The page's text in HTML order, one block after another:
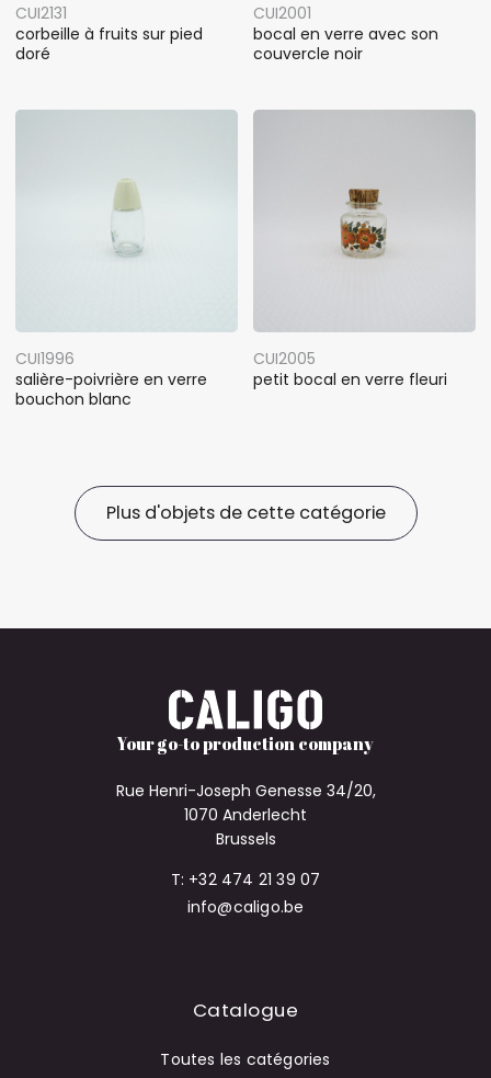
CUI2131
corbeille à fruits sur pied
doré
CUI2001
bocal en verre avec son
couvercle noir
CUI1996
salière-poivrière en verre
bouchon blanc
CUI2005
petit bocal en verre fleuri
Plus d'objets de cette catégorie
Your go-to production company
Rue Henri-Joseph Genesse 34/20,
1070 Anderlecht
Brussels
T: +32 474 21 39 07
info@caligo.be
Catalogue
Toutes les catégories